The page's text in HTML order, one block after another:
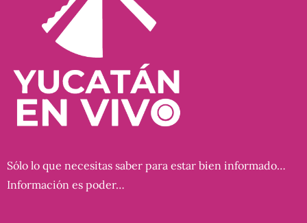
Sólo lo que necesitas saber para estar bien informado…
Información es poder…